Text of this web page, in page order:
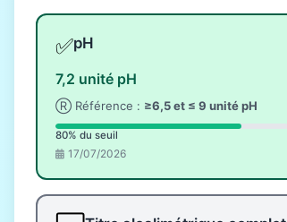
✅pH
7,2 unité pH
Ⓡ Référence : ≥6,5 et ≤ 9 unité pH
80% du seuil
17/07/2026